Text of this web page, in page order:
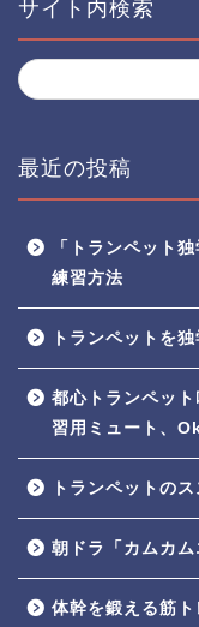
サイト内検索
最近の投稿
「トランペット
練習方法
トランペットを
都心トランペッ
習用ミュート、
トランペットの
朝ドラ「カムカ
体幹を鍛える筋